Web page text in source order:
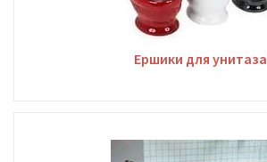
Ершики для унитаза